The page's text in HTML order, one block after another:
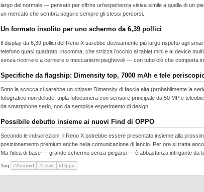
largo del normale — pensato per offrire un’esperienza visiva simile a quella di un
un mercato che sembra seguire sempre gli stessi percorsi.
Un formato insolito per uno schermo da 6,39 pollici
Il display da 6,39 pollici del Reno X sarebbe decisamente più largo rispetto agli
telefono quasi quadrato, insomma, che strizza l’occhio ai tablet mini e ai device
senza ricorrere a cerniere o meccanismi pieghevoli — con tutto ciò che comporta in
Specifiche da flagship: Dimensity top, 7000 mAh e tele
Sotto la scocca ci sarebbe un chipset Dimensity di fascia alta (probabilmente la
fotografico non delude: tripla fotocamera con sensore principale da 50 MP e
da smartphone serio, non da semplice esperimento di design.
Possibile debutto insieme ai nuovi Find di OPPO
Secondo le indiscrezioni, il Reno X potrebbe essere presentato insieme alla
posizionamento premium anche nella comunicazione di lancio. Per ora si tratta
Ma l’idea di base — grande schermo senza piegarsi — è abbastanza intrigante da
Tag: #Android #Leak #Oppo